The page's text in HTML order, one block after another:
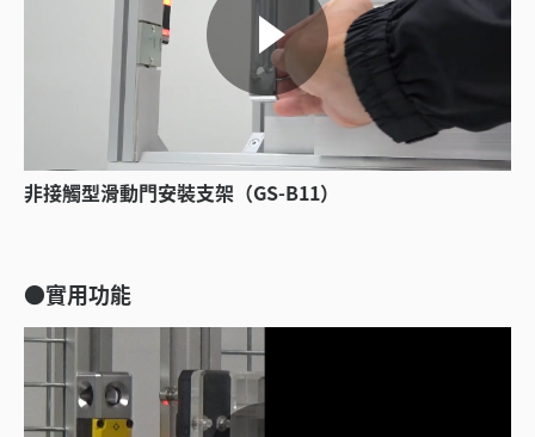
非接觸型滑動門安裝支架（GS-B11）
●實用功能